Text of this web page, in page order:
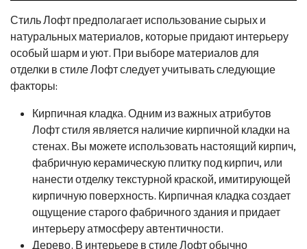
Стиль Лофт предполагает использование сырых и
натуральных материалов, которые придают интерьеру
особый шарм и уют. При выборе материалов для
отделки в стиле Лофт следует учитывать следующие
факторы:
Кирпичная кладка. Одним из важных атрибутов
Лофт стиля является наличие кирпичной кладки на
стенах. Вы можете использовать настоящий кирпич,
фабричную керамическую плитку под кирпич, или
нанести отделку текстурной краской, имитирующей
кирпичную поверхность. Кирпичная кладка создает
ощущение старого фабричного здания и придает
интерьеру атмосферу автентичности.
Дерево. В интерьере в стиле Лофт обычно